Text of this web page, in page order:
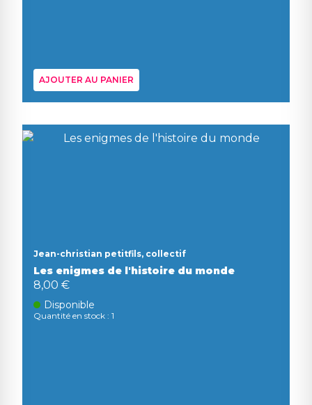
AJOUTER AU PANIER
Jean-christian petitfils, collectif
Les enigmes de l'histoire du monde
8,00 €
Disponible
Quantité en stock : 1